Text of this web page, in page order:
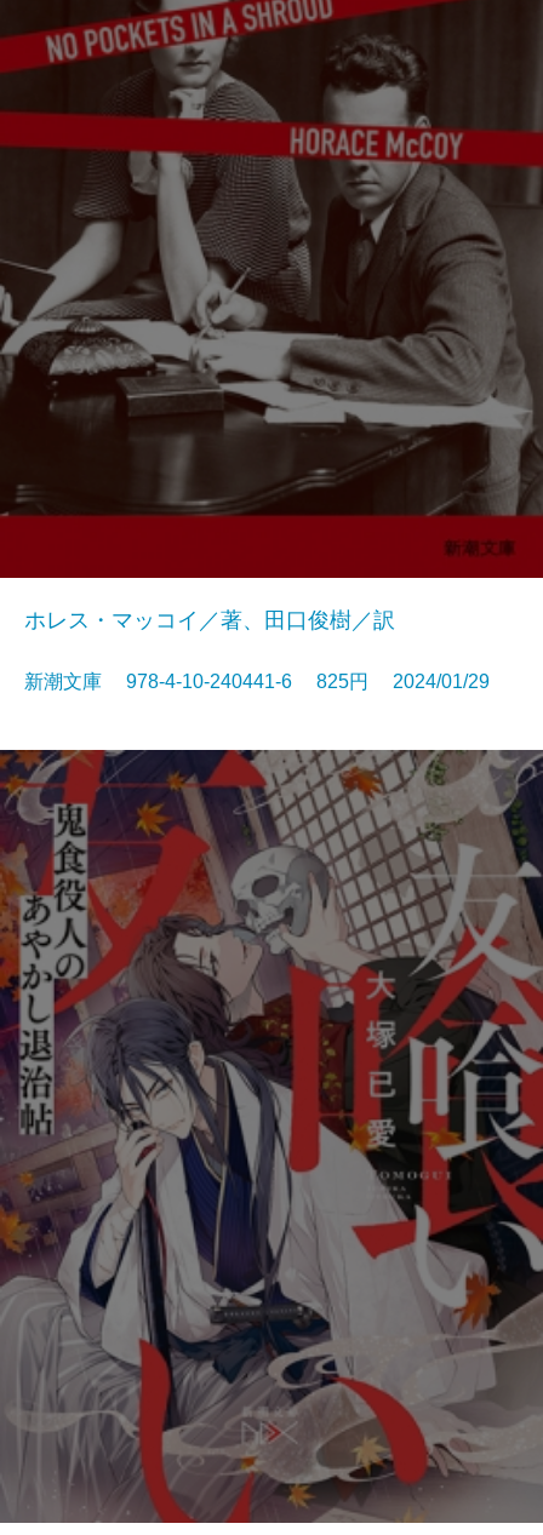
ホレス・マッコイ／著、田口俊樹／訳
新潮文庫 978-4-10-240441-6 825円 2024/01/29